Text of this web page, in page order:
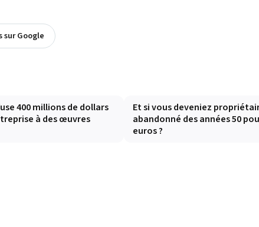
sur Google
400 millions de dollars
à des œuvres
Et si vous deveniez
abandonné des années 50
euros ?